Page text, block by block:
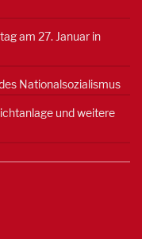
am 27. Januar in
Nationalsozialismus
und weitere